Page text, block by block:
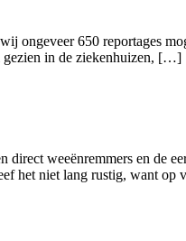
ongeveer 650 reportages
gezien in de ziekenhuizen, […]
weeënremmers en de
het niet lang rustig, want